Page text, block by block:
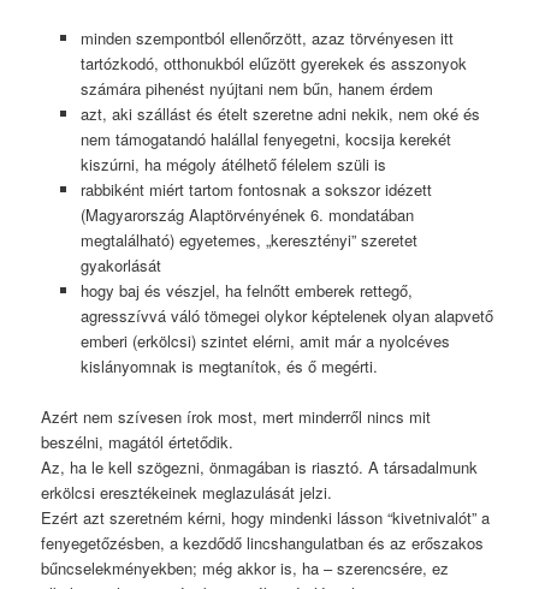
minden szempontból ellenőrzött, azaz törvényesen itt
tartózkodó, otthonukból elűzött gyerekek és asszonyok
számára pihenést nyújtani nem bűn, hanem érdem
azt, aki szállást és ételt szeretne adni nekik, nem oké és
nem támogatandó halállal fenyegetni, kocsija kerekét
kiszúrni, ha mégoly átélhető félelem szüli is
rabbiként miért tartom fontosnak a sokszor idézett
(Magyarország Alaptörvényének 6. mondatában
megtalálható) egyetemes, „keresztényi” szeretet
gyakorlását
hogy baj és vészjel, ha felnőtt emberek rettegő,
agresszívvá váló tömegei olykor képtelenek olyan alapvető
emberi (erkölcsi) szintet elérni, amit már a nyolcéves
kislányomnak is megtanítok, és ő megérti.
Azért nem szívesen írok most, mert minderről nincs mit
beszélni, magától értetődik.
Az, ha le kell szögezni, önmagában is riasztó. A társadalmunk
erkölcsi eresztékeinek meglazulását jelzi.
Ezért azt szeretném kérni, hogy mindenki lásson “kivetnivalót” a
fenyegetőzésben, a kezdődő lincshangulatban és az erőszakos
bűncselekményekben; még akkor is, ha – szerencsére, ez